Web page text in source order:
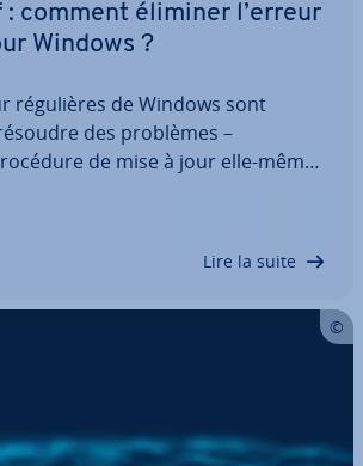
comment éliminer l’erreur
Windows ?
ré­gu­lières de Windows sont
des problèmes –
de mise à jour elle-même
pas à démarrer. Le code
Lire la suite